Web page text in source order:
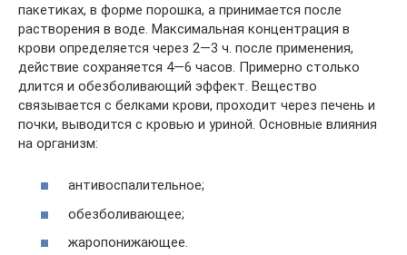
пакетиках, в форме порошка, а принимается после
растворения в воде. Максимальная концентрация в
крови определяется через 2—3 ч. после применения,
действие сохраняется 4—6 часов. Примерно столько
длится и обезболивающий эффект. Вещество
связывается с белками крови, проходит через печень и
почки, выводится с кровью и уриной. Основные влияния
на организм:
антивоспалительное;
обезболивающее;
жаропонижающее.